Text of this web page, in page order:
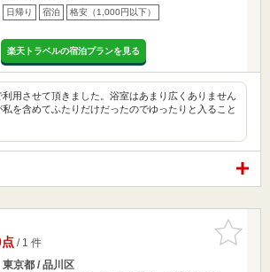
日帰り 宿泊 格安（1,000円以下）
楽天トラベルの宿泊プランを見る
利用させて頂きました。浴室はあまり広くありません
を含めてふたりだけだったのでゆったりと入ること
お気に入
りに追加
/ 1 件
東京都 / 品川区